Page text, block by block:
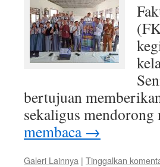
bertujuan
sekaligus
membaca →
Galeri Lainnya | Tinggalkan